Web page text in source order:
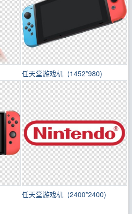
任天堂游戏机 (1452*980)
任天堂游戏机 (2400*2400)